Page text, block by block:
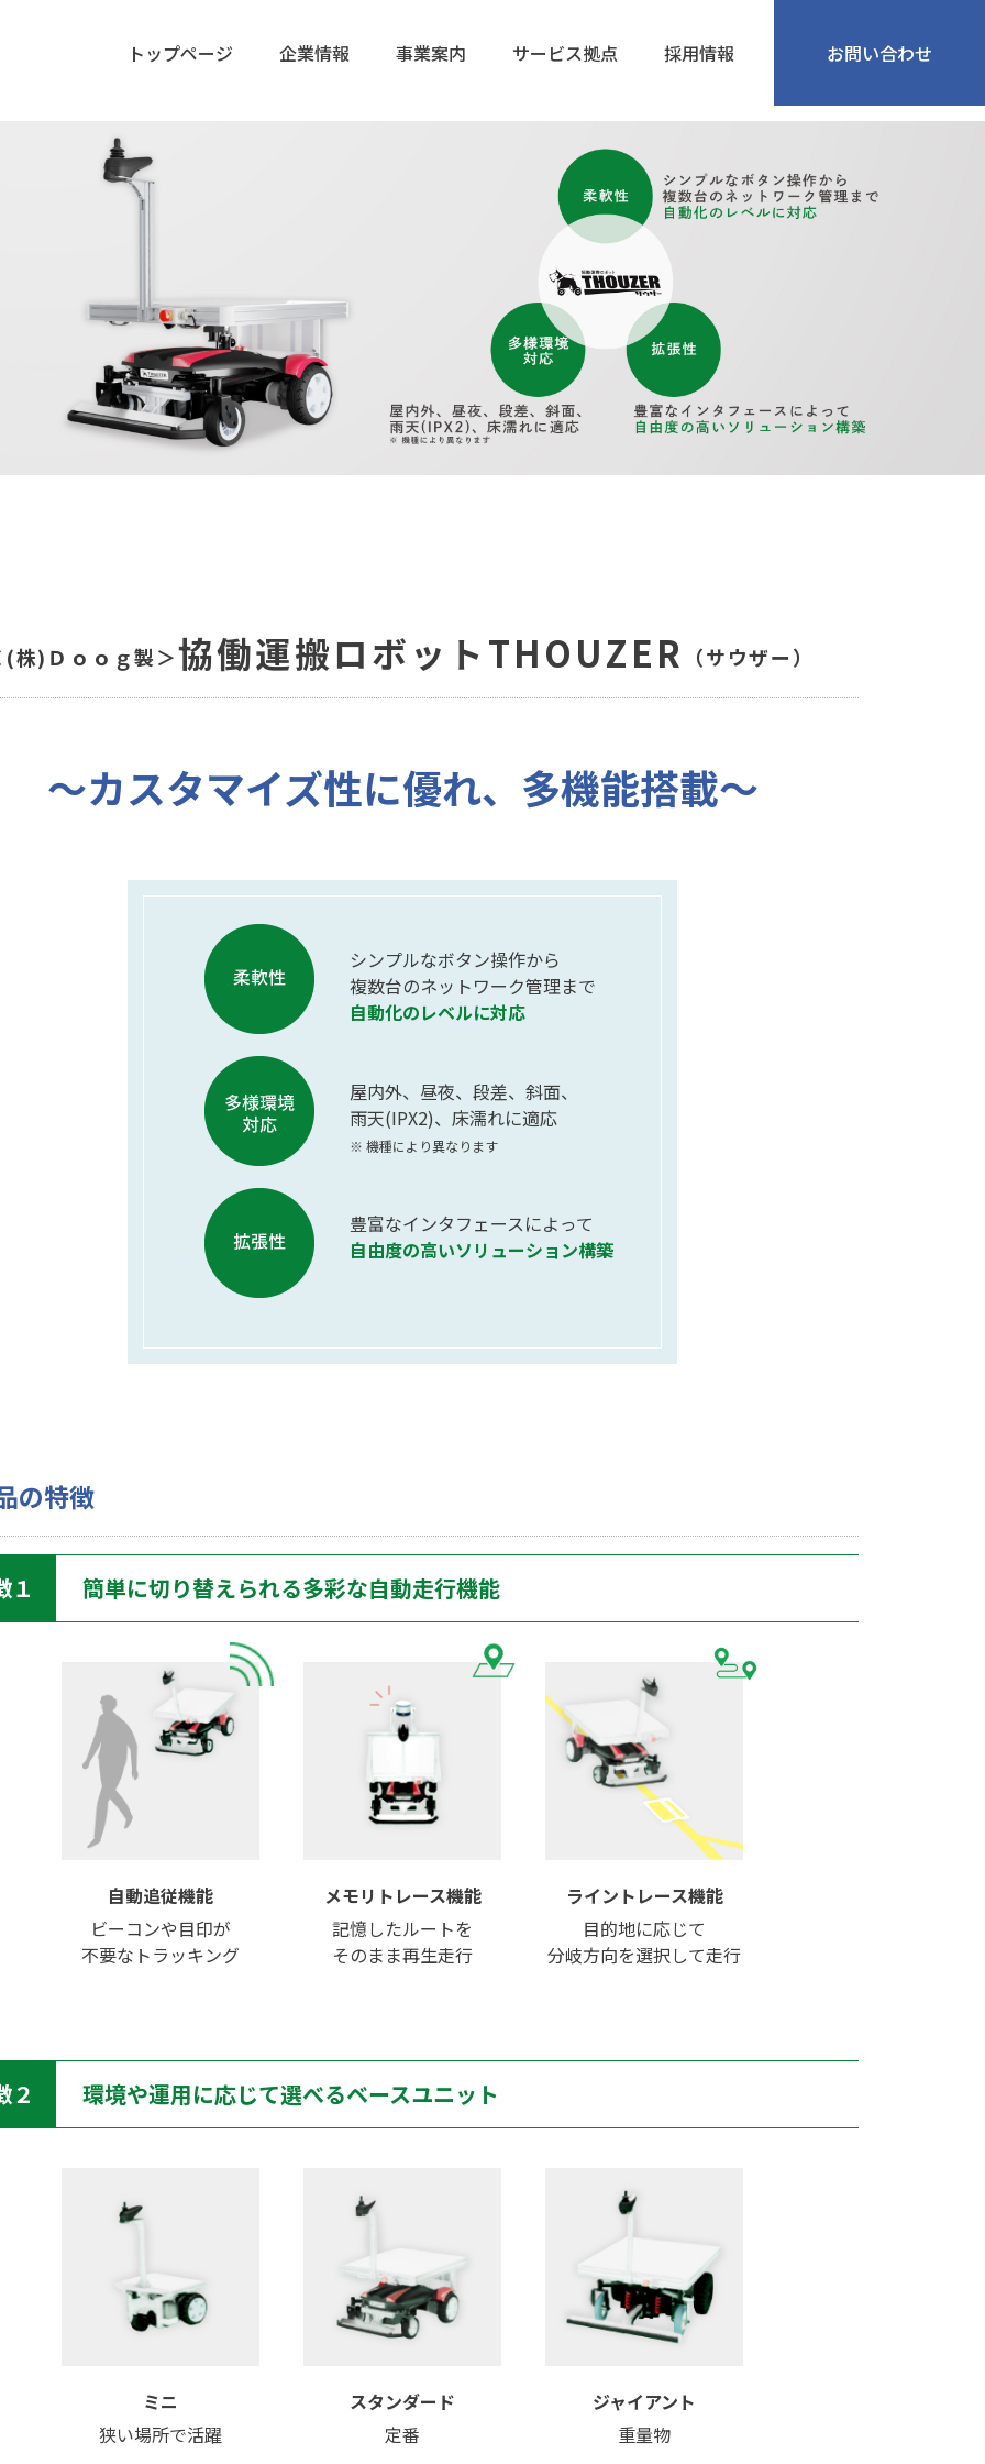
トップページ 企業情報 事業案内 サービス拠点 採用情報 お問い合わせ
(株)Ｄｏｏｇ製＞協働運搬ロボットTHOUZER （サウザー）
〜カスタマイズ性に優れ、 多機能搭載〜
シンプルなボタン操作から
複数台のネットワーク管理まで
自動化のレベルに対応
屋内外、昼夜、段差、斜面、
雨天(IPX2)、床濡れに適応
※ 機種により異なります
豊富なインタフェースによって
自由度の高いソリューション構築
の特徴
１ 簡単に切り替えられる多彩な自動走行機能
自動追従機能
ビーコンや目印が
不要なトラッキング
メモリトレース機能
記憶したルートを
そのまま再生走行
ライントレース機能
目的地に応じて
分岐方向を選択して走行
２ 環境や運用に応じて選べるベースユニット
ミニ
狭い場所で活躍
スタンダード
定番
ジャイアント
重量物